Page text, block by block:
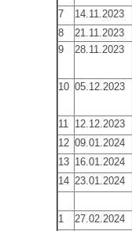
7 14.11.2023
8 21.11.2023
9
28.11.2023
10 05.12.2023
11 12.12.2023
12 09.01.2024
13 16.01.2024
14 23.01.2024
1 27.02.2024